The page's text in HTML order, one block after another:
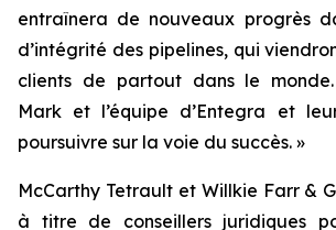
entraînera de nouveaux progrès
d’intégrité des pipelines, qui
clients de partout dans le
Mark et l’équipe d’Entegra et
poursuivre sur la voie du succès. »
McCarthy Tetrault et Willkie Farr &
à titre de conseillers juridiques